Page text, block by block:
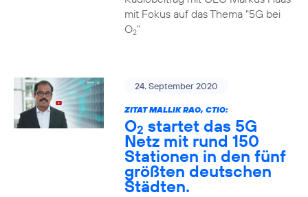
mit Fokus auf das Thema "5G bei
O2"
24. September 2020
ZITAT MALLIK RAO, CTIO:
O2 startet das 5G
Netz mit rund 150
Stationen in den fünf
größten deutschen
Städten.